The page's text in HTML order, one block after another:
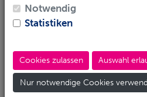
Persönliche Daten
Notwendig
Statistiken
Cookies zulassen Auswahl
Nur notwendige Cookies